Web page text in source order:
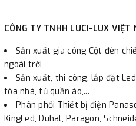
CÔNG TY TNHH LUCI-LUX VIỆT
Sản xuất gia công Cột đèn
ngoài trời
Sản xuất, thi công, lắp đặt
tòa nhà, tủ quần áo,...
Phân phối Thiết bị điện
KingLed, Duhal, Paragon,